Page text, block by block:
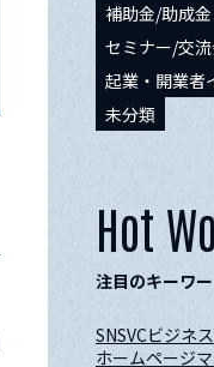
補助金/助成金
セミナー/交
起業・開業者
未分類
Hot
注目のキーワ
SNSVCビジネ
ホームページ